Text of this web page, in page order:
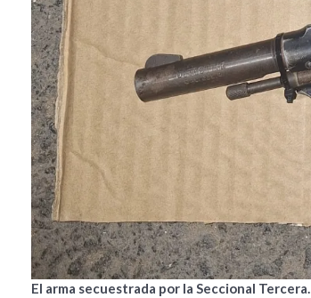
El arma secuestrada por la Seccional Tercera.